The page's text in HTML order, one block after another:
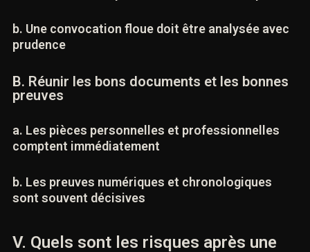
b. Une convocation floue doit être analysée
avec prudence
B. Réunir les bons documents et les
bonnes preuves
a. Les pièces personnelles et professionnelles
comptent immédiatement
b. Les preuves numériques et chronologiques
sont souvent décisives
V. Quels sont les risques après une